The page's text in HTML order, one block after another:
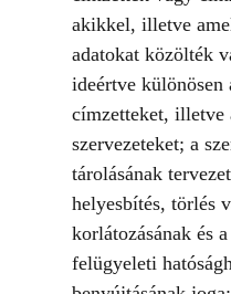
akikkel, illetve
adatokat közölték
ideértve különösen
címzetteket, illetve
szervezeteket; a
tárolásának
helyesbítés, törlés
korlátozásának és
felügyeleti